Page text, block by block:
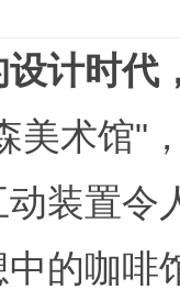
计时代
美术馆"
装置令
的咖啡